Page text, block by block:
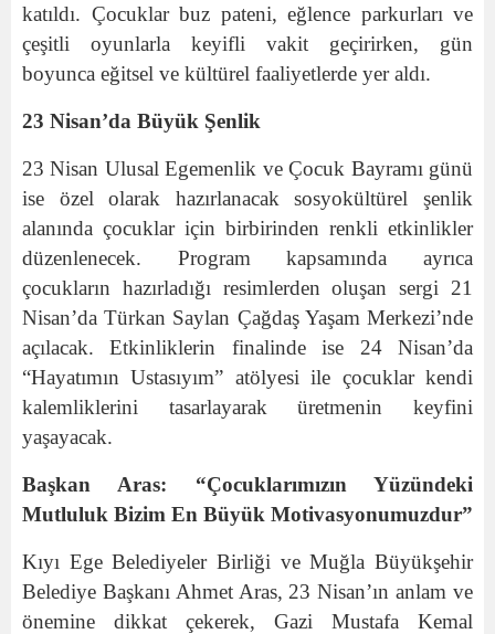
katıldı. Çocuklar buz pateni, eğlence parkurları ve
çeşitli oyunlarla keyifli vakit geçirirken, gün
boyunca eğitsel ve kültürel faaliyetlerde yer aldı.
23 Nisan’da Büyük Şenlik
23 Nisan Ulusal Egemenlik ve Çocuk Bayramı günü
ise özel olarak hazırlanacak sosyokültürel şenlik
alanında çocuklar için birbirinden renkli etkinlikler
düzenlenecek. Program kapsamında ayrıca
çocukların hazırladığı resimlerden oluşan sergi 21
Nisan’da Türkan Saylan Çağdaş Yaşam Merkezi’nde
açılacak. Etkinliklerin finalinde ise 24 Nisan’da
“Hayatımın Ustasıyım” atölyesi ile çocuklar kendi
kalemliklerini tasarlayarak üretmenin keyfini
yaşayacak.
Başkan Aras: “Çocuklarımızın Yüzündeki
Mutluluk Bizim En Büyük Motivasyonumuzdur”
Kıyı Ege Belediyeler Birliği ve Muğla Büyükşehir
Belediye Başkanı Ahmet Aras, 23 Nisan’ın anlam ve
önemine dikkat çekerek, Gazi Mustafa Kemal